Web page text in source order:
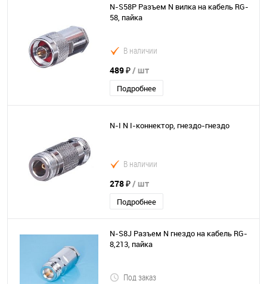
N-S58P Разъем N вилка на кабель RG-
58, пайка
В наличии
489 ₽/ шт
Подробнее
N-I N I-коннектор, гнездо-гнездо
В наличии
278 ₽/ шт
Подробнее
N-S8J Разъем N гнездо на кабель RG-
8,213, пайка
Под заказ